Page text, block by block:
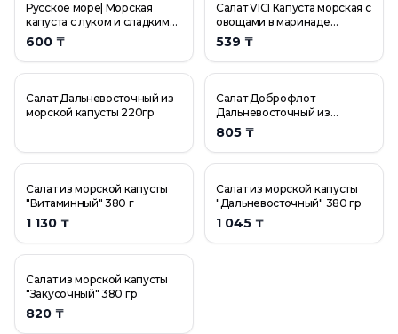
Русское море| Морская
капуста с луком и сладким
перцем, 200 гр
600 ₸
Салат VICI Капуста морская с
овощами в маринаде
Витаминная 150г
539 ₸
Салат Дальневосточный из
морской капусты 220гр
Салат Доброфлот
Дальневосточный из
морской капусты №6 220 гр
805 ₸
Салат из морской капусты
"Витаминный" 380 г
1 130 ₸
Салат из морской капусты
"Дальневосточный" 380 гр
1 045 ₸
Салат из морской капусты
"Закусочный" 380 гр
820 ₸